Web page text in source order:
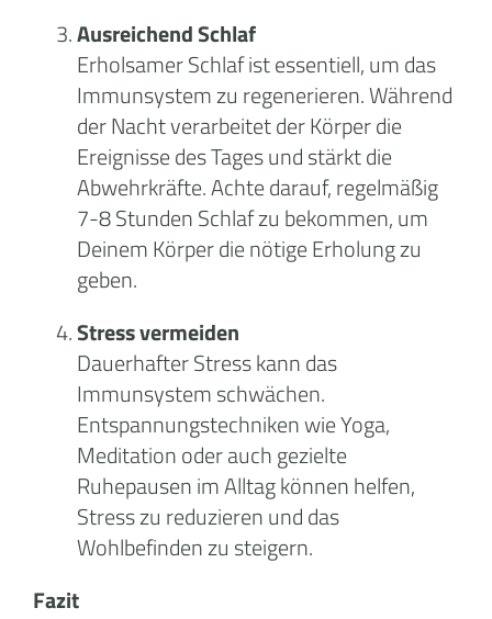
Ausreichend Schlaf
Erholsamer Schlaf ist essentiell, um das
Immunsystem zu regenerieren. Während
der Nacht verarbeitet der Körper die
Ereignisse des Tages und stärkt die
Abwehrkräfte. Achte darauf, regelmäßig
7-8 Stunden Schlaf zu bekommen, um
Deinem Körper die nötige Erholung zu
geben.
Stress vermeiden
Dauerhafter Stress kann das
Immunsystem schwächen.
Entspannungstechniken wie Yoga,
Meditation oder auch gezielte
Ruhepausen im Alltag können helfen,
Stress zu reduzieren und das
Wohlbefinden zu steigern.
Fazit